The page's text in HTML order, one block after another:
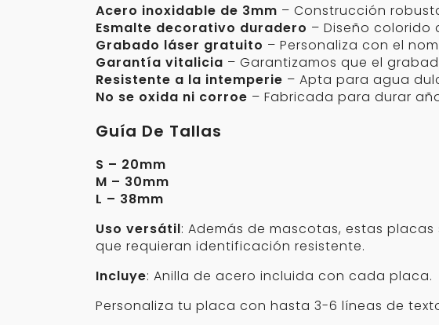
Acero inoxidable de 3mm – Construcción
Esmalte decorativo duradero – Diseño colorido
Grabado láser gratuito – Personaliza con el
Garantía vitalicia – Garantizamos que el
Resistente a la intemperie – Apta para agua
No se oxida ni corroe – Fabricada para durar
Guía De Tallas
S – 20mm
M – 30mm
L – 38mm
Uso versátil: Además de mascotas, estas
que requieran identificación resistente.
Incluye: Anilla de acero incluida con cada placa.
Personaliza tu placa con hasta 3-6 líneas de